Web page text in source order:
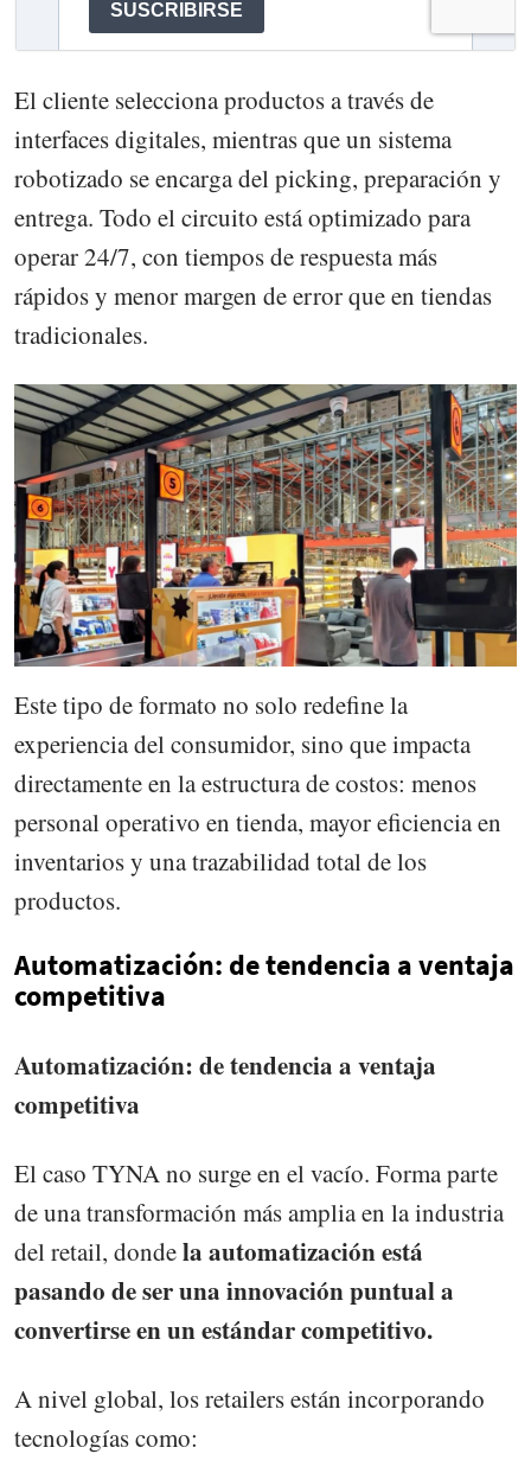
El cliente selecciona productos a través de
interfaces digitales, mientras que un sistema
robotizado se encarga del picking, preparación y
entrega. Todo el circuito está optimizado para
operar 24/7, con tiempos de respuesta más
rápidos y menor margen de error que en tiendas
tradicionales.
Este tipo de formato no solo redefine la
experiencia del consumidor, sino que impacta
directamente en la estructura de costos: menos
personal operativo en tienda, mayor eficiencia en
inventarios y una trazabilidad total de los
productos.
Automatización: de tendencia a ventaja
competitiva
Automatización: de tendencia a ventaja
competitiva
El caso TYNA no surge en el vacío. Forma parte
de una transformación más amplia en la industria
del retail, dondela automatización está
pasando de ser una innovación puntual a
convertirse en un estándar competitivo.
A nivel global, los retailers están incorporando
tecnologías como: